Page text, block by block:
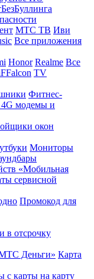
МТС ТВ Иви
Все приложения
Honor Realme Все
TV
Фитнес-
модемы и
окон
Мониторы
«Мобильная
сервисной
Промокод для
в отсрочку
Деньги» Карта
с карты на карту